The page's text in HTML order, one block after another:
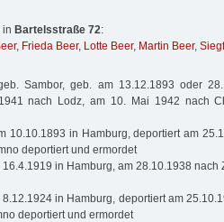
in Bartelsstraße 72:
, Frieda Beer, Lotte Beer, Martin Beer,
Sambor, geb. am 13.12.1893 oder
nach Lodz, am 10. Mai 1942 nach
10.10.1893 in Hamburg, deportiert am
deportiert und ermordet
16.4.1919 in Hamburg, am 28.10.1938 nach
in Hamburg, deportiert am
deportiert und ermordet